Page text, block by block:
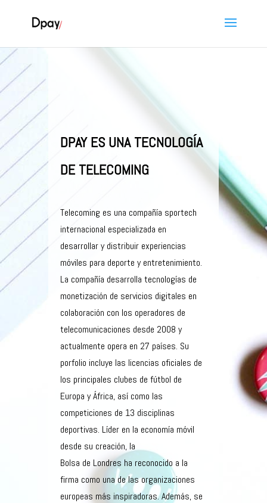
DPAY ES UNA TECNOLOGÍA
DE TELECOMING
Telecoming es una compañía sportech
internacional especializada en
desarrollar y distribuir experiencias
móviles para deporte y entretenimiento.
La compañía desarrolla tecnologías de
monetización de servicios digitales en
colaboración con los operadores de
telecomunicaciones desde 2008 y
actualmente opera en 27 países. Su
porfolio incluye las licencias oficiales de
los principales clubes de fútbol de
Europa y África, así como las
competiciones de 13 disciplinas
deportivas. Líder en la economía móvil
desde su creación, la
Bolsa de Londres ha reconocido a la
firma como una de las organizaciones
europeas más inspiradoras. Además, se